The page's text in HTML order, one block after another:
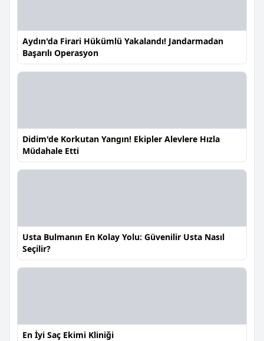
Aydın'da Firari Hükümlü Yakalandı! Jandarmadan
Başarılı Operasyon
Didim'de Korkutan Yangın! Ekipler Alevlere Hızla
Müdahale Etti
Usta Bulmanın En Kolay Yolu: Güvenilir Usta Nasıl
Seçilir?
En İyi Saç Ekimi Kliniği